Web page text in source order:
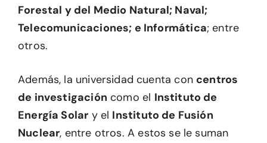
Forestal y del Medio Natural; Naval;
Telecomunicaciones; e Informática; entre
otros.
Además, la universidad cuenta con centros
de investigación como el Instituto de
Energía Solar y el Instituto de Fusión
Nuclear, entre otros. A estos se le suman